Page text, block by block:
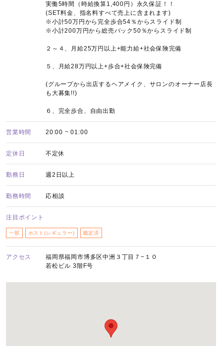
実働5時間（時給換算1,400円）永久保証！！
(SET料金、指名料すべて売上に含まれます)
※小計50万円から完全歩合54％からスライド制
※小計200万円から総売バック50％からスライド制
２～４、月給25万円以上+能力給+社会保険完備
５、月給28万円以上+歩合+社会保険完備
(グループから出店するヘアメイク、サロンのオーナー店長
も大募集!!)
６、完全歩合、自由出勤
営業時間 20:00 ~ 01:00
定休日 不定休
勤務日 週2日以上
勤務時間 応相談
注目ポイント
一部 ホスト(レギュラー) 鑑定済
アクセス
福岡県福岡市博多区中洲３丁目７−１０
若松ビル 3階F号